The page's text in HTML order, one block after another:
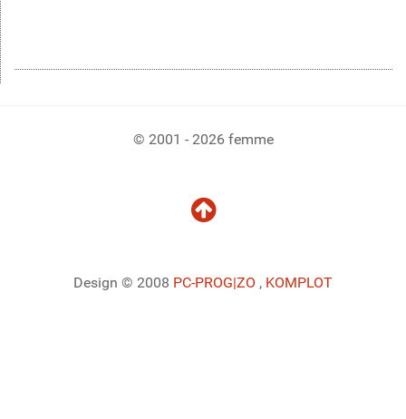
© 2001 - 2026 femme
Design © 2008 PC-PROG|ZO , KOMPLOT